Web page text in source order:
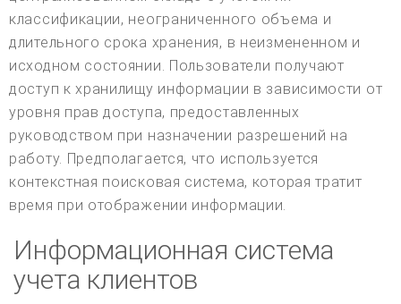
классификации, неограниченного объема и
длительного срока хранения, в неизмененном и
исходном состоянии. Пользователи получают
доступ к хранилищу информации в зависимости от
уровня прав доступа, предоставленных
руководством при назначении разрешений на
работу. Предполагается, что используется
контекстная поисковая система, которая тратит
время при отображении информации.
Информационная система
учета клиентов